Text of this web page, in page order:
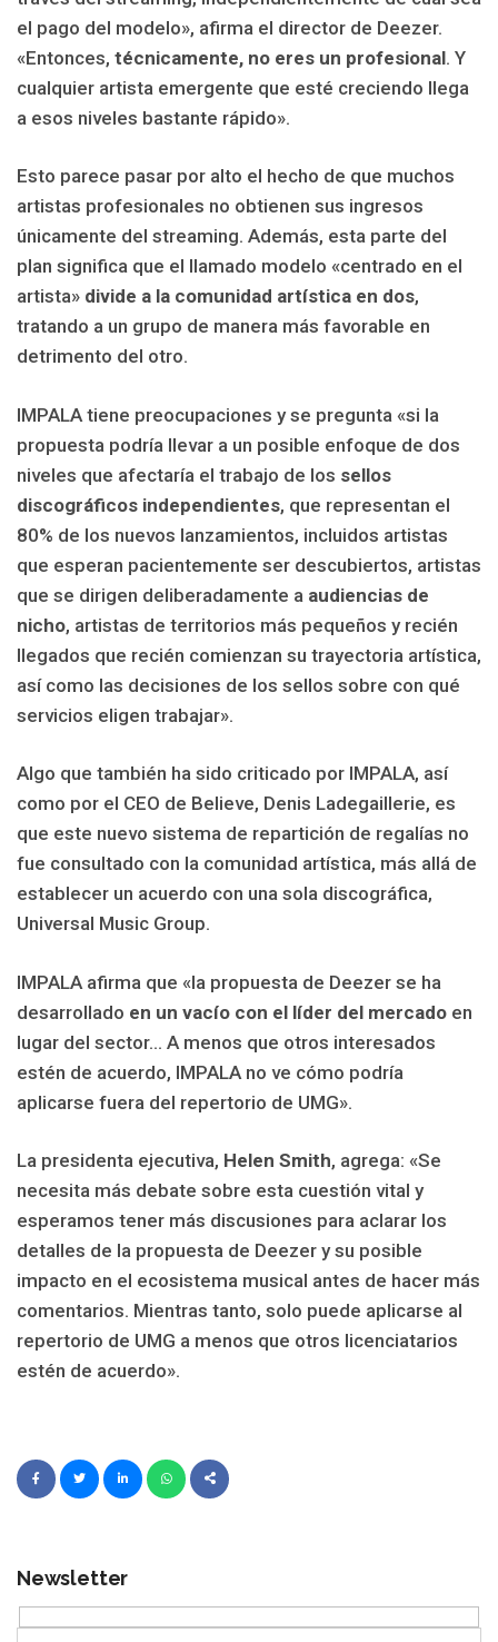
el pago del modelo», afirma el director de Deezer.
«Entonces, técnicamente, no eres un profesional. Y
cualquier artista emergente que esté creciendo llega
a esos niveles bastante rápido».
Esto parece pasar por alto el hecho de que muchos
artistas profesionales no obtienen sus ingresos
únicamente del streaming. Además, esta parte del
plan significa que el llamado modelo «centrado en el
artista» divide a la comunidad artística en dos,
tratando a un grupo de manera más favorable en
detrimento del otro.
IMPALA tiene preocupaciones y se pregunta «si la
propuesta podría llevar a un posible enfoque de dos
niveles que afectaría el trabajo de los sellos
discográficos independientes, que representan el
80% de los nuevos lanzamientos, incluidos artistas
que esperan pacientemente ser descubiertos, artistas
que se dirigen deliberadamente a audiencias de
nicho, artistas de territorios más pequeños y recién
llegados que recién comienzan su trayectoria artística,
así como las decisiones de los sellos sobre con qué
servicios eligen trabajar».
Algo que también ha sido criticado por IMPALA, así
como por el CEO de Believe, Denis Ladegaillerie, es
que este nuevo sistema de repartición de regalías no
fue consultado con la comunidad artística, más allá de
establecer un acuerdo con una sola discográfica,
Universal Music Group.
IMPALA afirma que «la propuesta de Deezer se ha
desarrollado en un vacío con el líder del mercado en
lugar del sector… A menos que otros interesados
estén de acuerdo, IMPALA no ve cómo podría
aplicarse fuera del repertorio de UMG».
La presidenta ejecutiva, Helen Smith, agrega: «Se
necesita más debate sobre esta cuestión vital y
esperamos tener más discusiones para aclarar los
detalles de la propuesta de Deezer y su posible
impacto en el ecosistema musical antes de hacer más
comentarios. Mientras tanto, solo puede aplicarse al
repertorio de UMG a menos que otros licenciatarios
estén de acuerdo».
Newsletter